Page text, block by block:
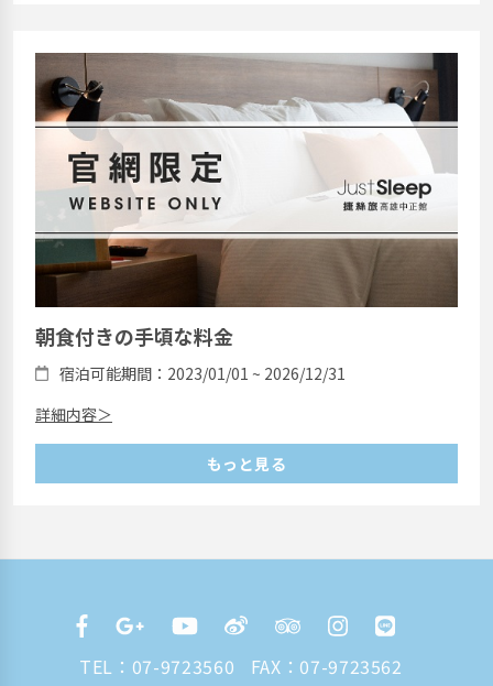
朝食付きの手頃な料金
宿泊可能期間：2023/01/01 ~ 2026/12/31
詳細内容＞
もっと見る
TEL： 07-9723560
FAX：07-9723562